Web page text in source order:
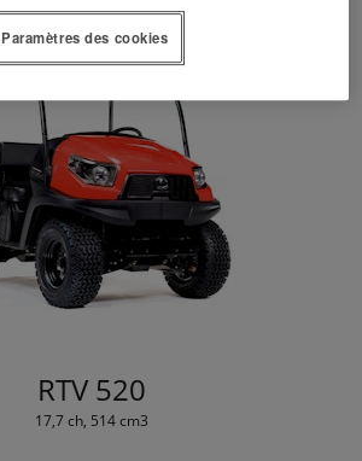
RTV 520
17,7 ch, 514 cm3
Paramètres des cookies